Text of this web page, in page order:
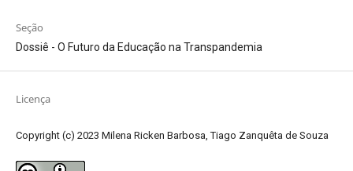
Seção
Dossiê - O Futuro da Educação na Transpandemia
Licença
Copyright (c) 2023 Milena Ricken Barbosa, Tiago Zanquêta de Souza